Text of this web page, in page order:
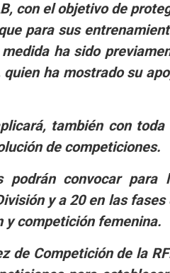
con el objetivo de
para sus
ha sido
ha mostrado su
también con toda
de competiciones.
podrán convocar para
y a 20 en las fases
y competición femenina.
de Competición de la